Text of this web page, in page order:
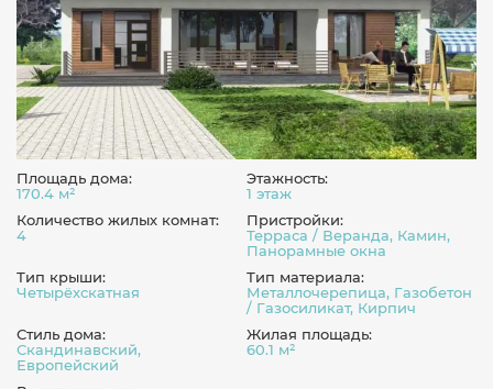
Площадь дома:
170.4 м²
Этажность:
1 этаж
Количество жилых комнат:
4
Пристройки:
Терраса / Веранда, Камин,
Панорамные окна
Тип крыши:
Четырёхскатная
Тип материала:
Металлочерепица, Газобетон
/ Газосиликат, Кирпич
Стиль дома:
Скандинавский,
Европейский
Жилая площадь:
60.1 м²